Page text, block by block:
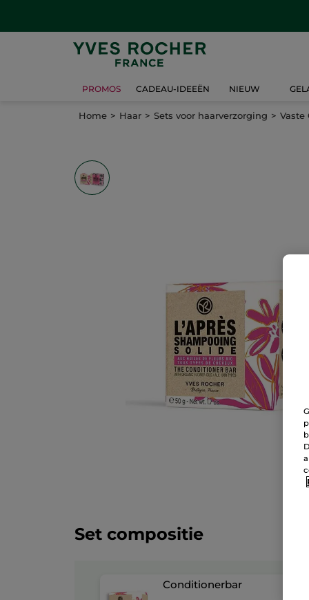
PROMOS CADEAU-IDEEËN NIEUW
Home Haar Sets voor haarverzorging Vaste
Set compositie
Conditionerbar